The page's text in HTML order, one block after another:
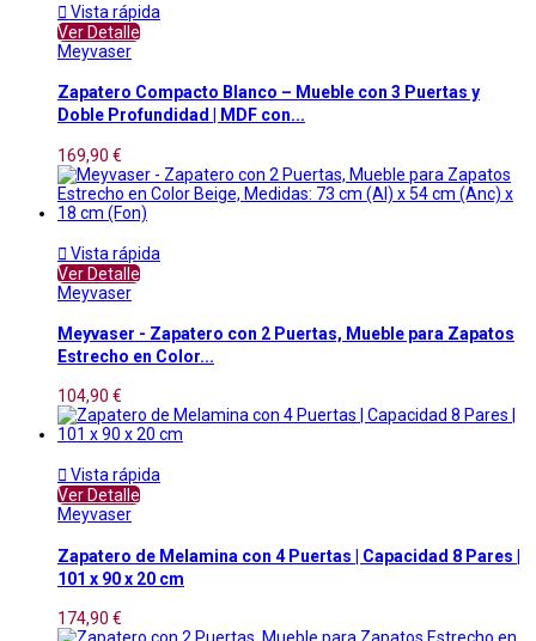
 Vista rápida
Ver Detalle
Meyvaser
Zapatero Compacto Blanco – Mueble con 3 Puertas y
Doble Profundidad | MDF con...
169,90 €
 Vista rápida
Ver Detalle
Meyvaser
Meyvaser - Zapatero con 2 Puertas, Mueble para Zapatos
Estrecho en Color...
104,90 €
 Vista rápida
Ver Detalle
Meyvaser
Zapatero de Melamina con 4 Puertas | Capacidad 8 Pares |
101 x 90 x 20 cm
174,90 €